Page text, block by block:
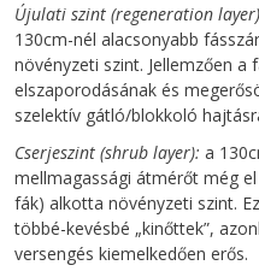
Újulati szint (regeneration
130cm-nél alacsonyabb
növényzeti szint. Jellemzően
elszaporodásának és
szelektív gátló/blokkoló
Cserjeszint (shrub layer): a
mellmagassági átmérőt még
fák) alkotta növényzeti szint.
többé-kevésbé „kinőttek”,
versengés kiemelkedően erős.